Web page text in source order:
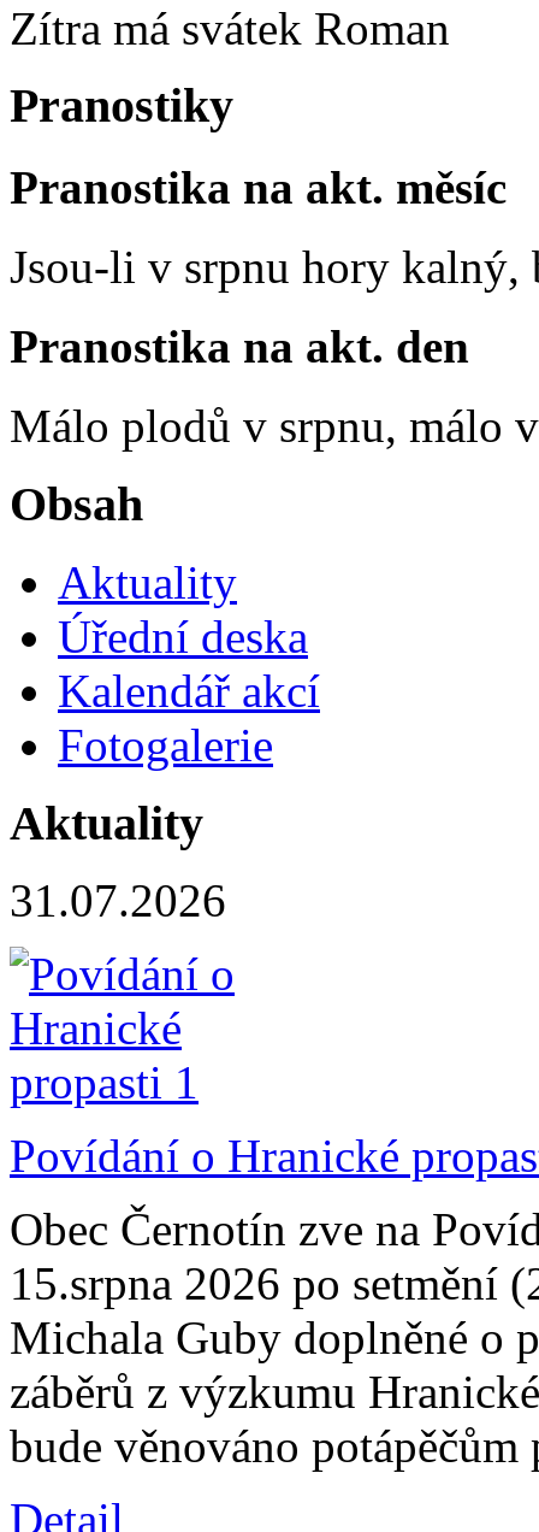
Zítra má svátek Roman
Pranostiky
Pranostika na akt. měsíc
Jsou-li v srpnu hory
Pranostika na akt. den
Málo plodů v srpnu, málo
Obsah
Aktuality
Úřední deska
Kalendář akcí
Fotogalerie
Aktuality
31.07.2026
Povídání o Hranické
Obec Černotín zve na
15.srpna 2026 po setmění
Michala Guby doplněné o
záběrů z výzkumu
bude věnováno
Detail